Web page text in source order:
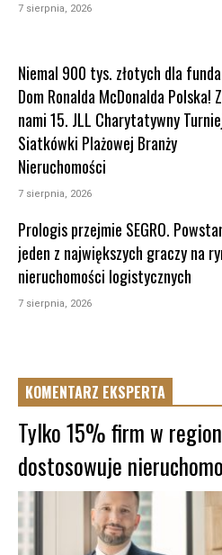
7 sierpnia, 2026
Niemal 900 tys. złotych dla
Dom Ronalda McDonalda Polska!
nami 15. JLL Charytatywny
Siatkówki Plażowej Branży
Nieruchomości
7 sierpnia, 2026
Prologis przejmie SEGRO.
jeden z największych graczy na
nieruchomości logistycznych
7 sierpnia, 2026
KOMENTARZ EKSPERTA
Tylko 15% firm w
dostosowuje